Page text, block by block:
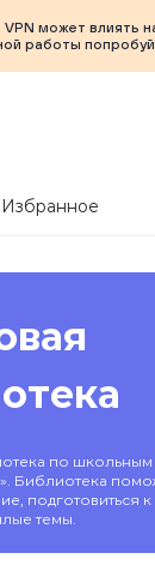
может влиять
работы
Избранное
по школьным
Библиотека
подготовиться
темы.